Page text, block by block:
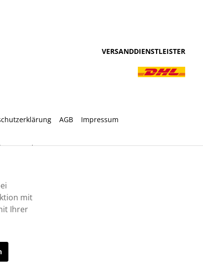
VERSANDDIENSTLEISTER
AGB Impressum
angegeben.
mit
Ihrer